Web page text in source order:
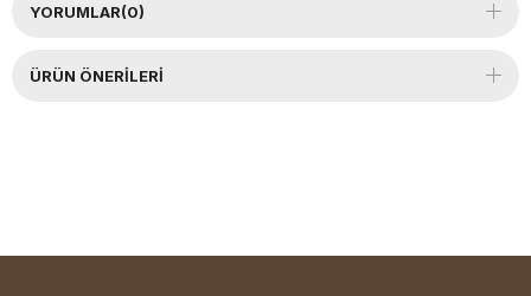
YORUMLAR(0)
ÜRÜN ÖNERILERI